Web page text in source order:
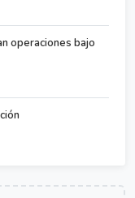
operaciones bajo